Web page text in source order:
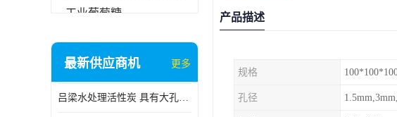
工业葡萄糖
废气处理活性炭
块状活性炭
最新供应商机 更多
吕梁水处理活性炭 具有大孔结构 适用于多种水处理工艺和需求
产品描述
规格
孔径